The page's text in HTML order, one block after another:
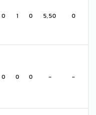
0 1 0 5,50 0
0 0 0 - -